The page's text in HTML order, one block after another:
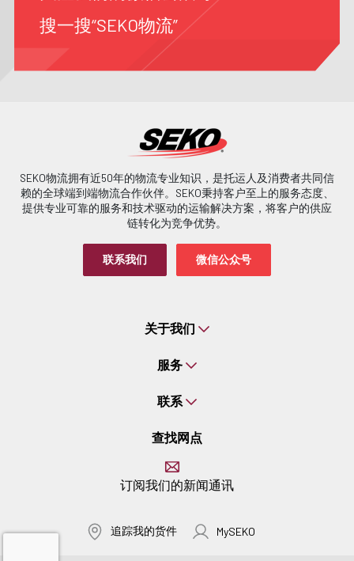
搜一搜“SEKO物流”
SEKO物流拥有近50年的物流专业知识，是托运人及消费者共同信
赖的全球端到端物流合作伙伴。SEKO秉持客户至上的服务态度、
提供专业可靠的服务和技术驱动的运输解决方案，将客户的供应
链转化为竞争优势。
联系我们 微信公众号
关于我们
服务
联系
查找网点
订阅我们的新闻通讯
追踪我的货件 MySEKO